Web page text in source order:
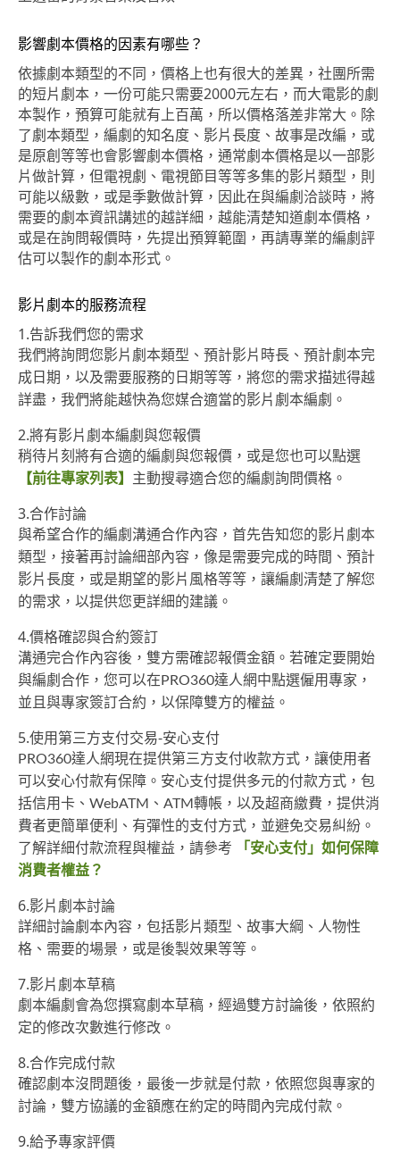
影響劇本價格的因素有哪些？
依據劇本類型的不同，價格上也有很大的差異，社團所需
的短片劇本，一份可能只需要2000元左右，而大電影的劇
本製作，預算可能就有上百萬，所以價格落差非常大。除
了劇本類型，編劇的知名度、影片長度、故事是改編，或
是原創等等也會影響劇本價格，通常劇本價格是以一部影
片做計算，但電視劇、電視節目等等多集的影片類型，則
可能以級數，或是季數做計算，因此在與編劇洽談時，將
需要的劇本資訊講述的越詳細，越能清楚知道劇本價格，
或是在詢問報價時，先提出預算範圍，再請專業的編劇評
估可以製作的劇本形式。
影片劇本的服務流程
1.告訴我們您的需求
我們將詢問您影片劇本類型、預計影片時長、預計劇本完
成日期，以及需要服務的日期等等，將您的需求描述得越
詳盡，我們將能越快為您媒合適當的影片劇本編劇。
2.將有影片劇本編劇與您報價
稍待片刻將有合適的編劇與您報價，或是您也可以點選
【前往專家列表】 主動搜尋適合您的編劇詢問價格。
3.合作討論
與希望合作的編劇溝通合作內容，首先告知您的影片劇本
類型，接著再討論細部內容，像是需要完成的時間、預計
影片長度，或是期望的影片風格等等，讓編劇清楚了解您
的需求，以提供您更詳細的建議。
4.價格確認與合約簽訂
溝通完合作內容後，雙方需確認報價金額。若確定要開始
與編劇合作，您可以在PRO360達人網中點選僱用專家，
並且與專家簽訂合約，以保障雙方的權益。
5.使用第三方支付交易-安心支付
PRO360達人網現在提供第三方支付收款方式，讓使用者
可以安心付款有保障。安心支付提供多元的付款方式，包
括信用卡、WebATM、ATM轉帳，以及超商繳費，提供消
費者更簡單便利、有彈性的支付方式，並避免交易糾紛。
了解詳細付款流程與權益，請參考
「安心支付」如何保障
消費者權益？
6.影片劇本討論
詳細討論劇本內容，包括影片類型、故事大綱、人物性
格、需要的場景，或是後製效果等等。
7.影片劇本草稿
劇本編劇會為您撰寫劇本草稿，經過雙方討論後，依照約
定的修改次數進行修改。
8.合作完成付款
確認劇本沒問題後，最後一步就是付款，依照您與專家的
討論，雙方協議的金額應在約定的時間內完成付款。
9.給予專家評價